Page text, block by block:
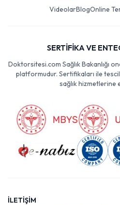
VideolarBlogOnline
SERTİFİKA VE
Doktorsitesi.com Sağlık Bakanlığı
platformudur. Sertifikaları ile
sağlık hizmetlerine
İLETİŞİM